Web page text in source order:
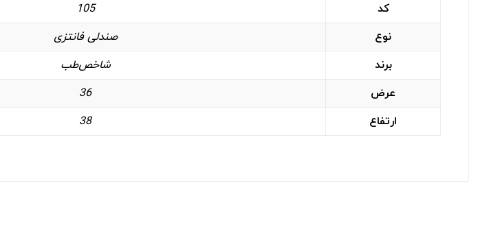
کد
105
نوع
صندلی فانتزی
برند
شاخص‌طب
عرض
36
ارتفاع
38